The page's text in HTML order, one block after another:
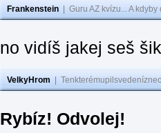
Frankenstein Guru AZ kvízu... A
no vidíš jakej seš
VelkyHrom
Rybíz! Odvolej!